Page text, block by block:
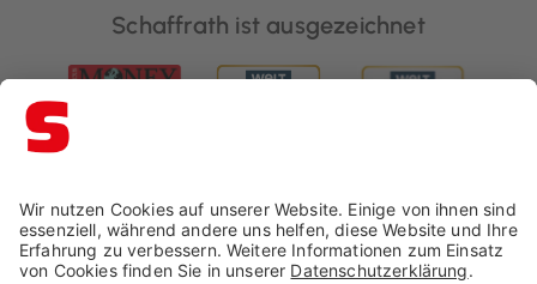
Schaffrath ist ausgezeichnet